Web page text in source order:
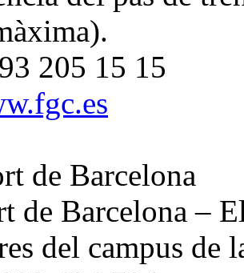
205 15 15
de Barcelona
de Barcelona –
del campus de